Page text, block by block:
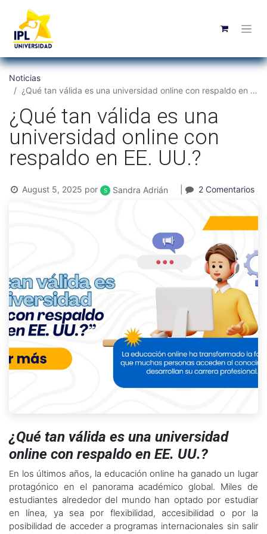
Noticias
¿Qué tan válida es una universidad online con respaldo en EE. UU.?
¿Qué tan válida es una
universidad online con
respaldo en EE. UU.?
August 5, 2025 por Sandra Adrián 2 Comentarios
¿Qué tan válida es una universidad
online con respaldo en EE. UU.?
En los últimos años, la educación online ha ganado un lugar
protagónico en el panorama académico global. Miles de
estudiantes alrededor del mundo han optado por estudiar
en línea, ya sea por flexibilidad, accesibilidad o por la
posibilidad de acceder a programas internacionales sin salir